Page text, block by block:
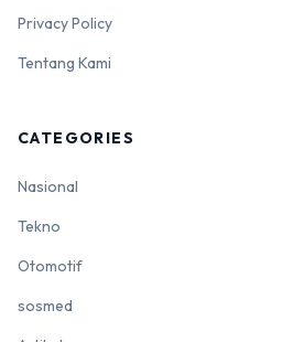
Privacy Policy
Tentang Kami
CATEGORIES
Nasional
Tekno
Otomotif
sosmed